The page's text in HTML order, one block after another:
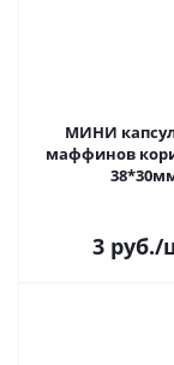
МИНИ
маффинов
3 руб./